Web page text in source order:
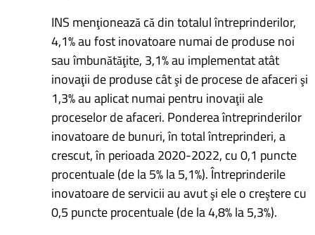
INS menţionează că din totalul întreprinderilor,
4,1% au fost inovatoare numai de produse noi
sau îmbunătăţite, 3,1% au implementat atât
inovaţii de produse cât şi de procese de afaceri şi
1,3% au aplicat numai pentru inovaţii ale
proceselor de afaceri. Ponderea întreprinderilor
inovatoare de bunuri, în total întreprinderi, a
crescut, în perioada 2020-2022, cu 0,1 puncte
procentuale (de la 5% la 5,1%). Întreprinderile
inovatoare de servicii au avut şi ele o creştere cu
0,5 puncte procentuale (de la 4,8% la 5,3%).